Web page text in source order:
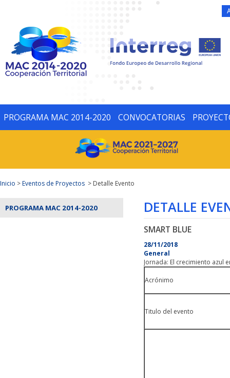
PROGRAMA MAC 2014-2020 CONVOCATORIAS
Inicio >Eventos de Proyectos > Detalle Evento
PROGRAMA MAC 2014-2020 DETALLE
SMART BLUE
28/11/2018
General
Jornada: El crecimiento azul
Acrónimo
Titulo del evento